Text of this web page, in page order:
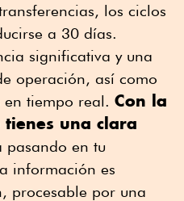
los ciclos
a 30 días.
significativa y una
operación, así como
tiempo real. Con la
una clara
pasando en tu
información es
procesable por una